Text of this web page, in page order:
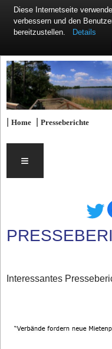
|Home |Presseberichte
≡
Interessantes
Diese Internetseite
verbessern und den
bereitzustellen.
Details